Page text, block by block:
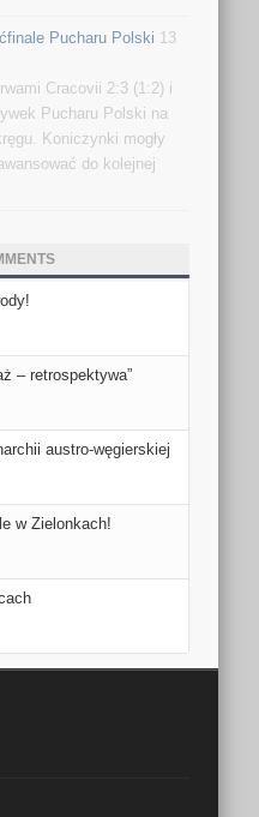
Pucharu Polski 13
Cracovii 2:3 (1:2) i
Pucharu Polski na
Koniczynki mogły
do kolejnej
– retrospektywa”
austro-węgierskiej
w Zielonkach!